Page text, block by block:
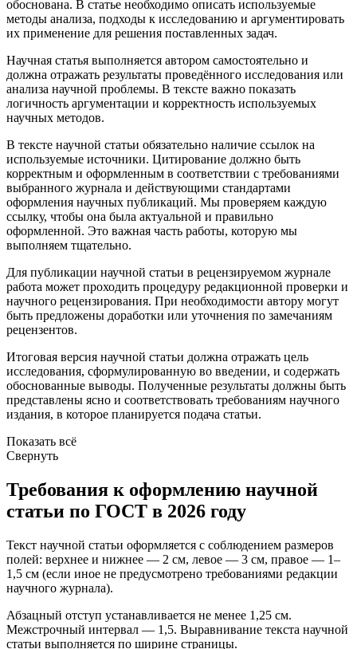
обоснована. В статье необходимо описать используемые
методы анализа, подходы к исследованию и аргументировать
их применение для решения поставленных задач.
Научная статья выполняется автором самостоятельно и
должна отражать результаты проведённого исследования или
анализа научной проблемы. В тексте важно показать
логичность аргументации и корректность используемых
научных методов.
В тексте научной статьи обязательно наличие ссылок на
используемые источники. Цитирование должно быть
корректным и оформленным в соответствии с требованиями
выбранного журнала и действующими стандартами
оформления научных публикаций. Мы проверяем каждую
ссылку, чтобы она была актуальной и правильно
оформленной. Это важная часть работы, которую мы
выполняем тщательно.
Для публикации научной статьи в рецензируемом журнале
работа может проходить процедуру редакционной проверки и
научного рецензирования. При необходимости автору могут
быть предложены доработки или уточнения по замечаниям
рецензентов.
Итоговая версия научной статьи должна отражать цель
исследования, сформулированную во введении, и содержать
обоснованные выводы. Полученные результаты должны быть
представлены ясно и соответствовать требованиям научного
издания, в которое планируется подача статьи.
Показать всё
Свернуть
Требования к оформлению научной
статьи по ГОСТ в 2026 году
Текст научной статьи оформляется с соблюдением размеров
полей: верхнее и нижнее — 2 см, левое — 3 см, правое — 1–
1,5 см (если иное не предусмотрено требованиями редакции
научного журнала).
Абзацный отступ устанавливается не менее 1,25 см.
Межстрочный интервал — 1,5. Выравнивание текста научной
статьи выполняется по ширине страницы.